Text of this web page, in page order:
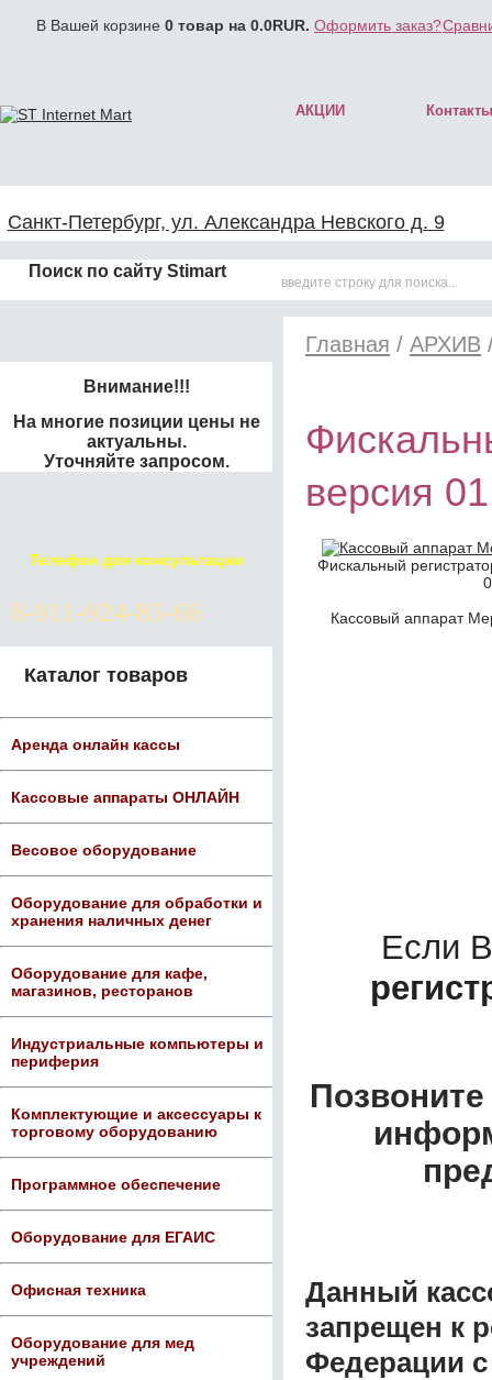
В Вашей корзине 0 товар на 0.0RUR. Оформить заказ?
АКЦИИ Контакты
Санкт-Петербург, ул. Александра Невского д. 9
Поиск по сайту Stimart
Внимание!!!
На многие позиции цены не
актуальны.
Уточняйте запросом.
Телефон для консультации
8-911-924-85-66
Каталог товаров
Аренда онлайн кассы
Кассовые аппараты ОНЛАЙН
Весовое оборудование
Оборудование для обработки и
хранения наличных денег
Оборудование для кафе,
магазинов, ресторанов
Индустриальные компьютеры и
периферия
Комплектующие и аксессуары к
торговому оборудованию
Программное обеспечение
Оборудование для ЕГАИС
Офисная техника
Оборудование для мед
учреждений
Главная / АРХИВ
версия 01
Фискальный
Кассовый аппарат
Если
Данный
запрещен к
Федерации с